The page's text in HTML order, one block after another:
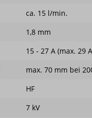
ca. 15 l/min.
1,8 mm
15 - 27 A (max. 29
max. 70 mm bei
HF
7 kV